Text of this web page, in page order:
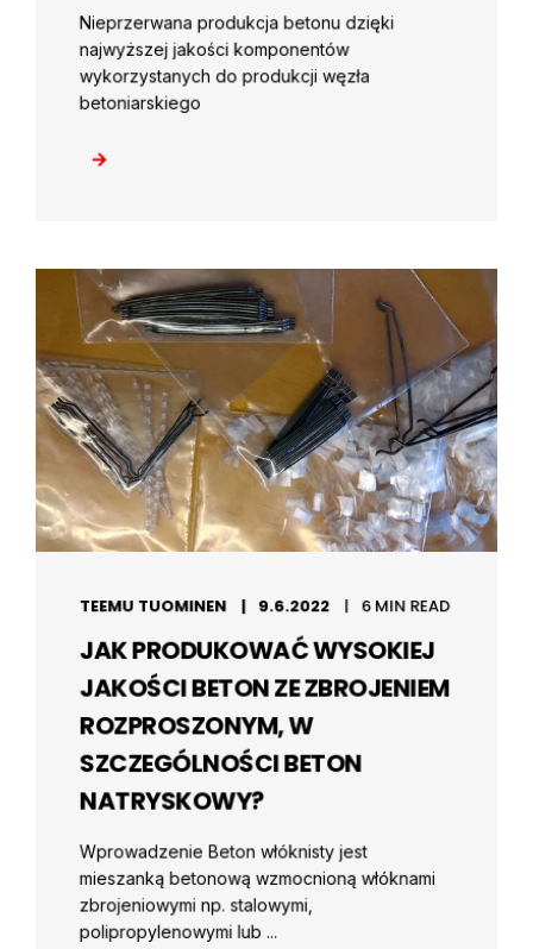
Nieprzerwana produkcja betonu dzięki
najwyższej jakości komponentów
wykorzystanych do produkcji węzła
betoniarskiego
TEEMU TUOMINEN 9.6.2022 6 MIN READ
JAK PRODUKOWAĆ WYSOKIEJ
JAKOŚCI BETON ZE ZBROJENIEM
ROZPROSZONYM, W
SZCZEGÓLNOŚCI BETON
NATRYSKOWY?
Wprowadzenie Beton włóknisty jest
mieszanką betonową wzmocnioną włóknami
zbrojeniowymi np. stalowymi,
polipropylenowymi lub ...